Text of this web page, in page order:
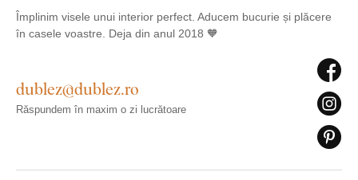
Împlinim visele unui interior perfect. Aducem bucurie și plăcere
în casele voastre. Deja din anul 2018 🧡
dublez@dublez.ro
Răspundem în maxim o zi lucrătoare